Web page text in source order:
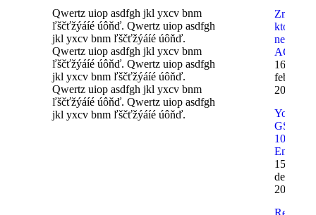
Qwertz uiop asdfgh jkl yxcv bnm
ľščťžýáíé úôňď. Qwertz uiop asdfgh
jkl yxcv bnm ľščťžýáíé úôňď.
Qwertz uiop asdfgh jkl yxcv bnm
ľščťžýáíé úôňď. Qwertz uiop asdfgh
jkl yxcv bnm ľščťžýáíé úôňď.
Qwertz uiop asdfgh jkl yxcv bnm
ľščťžýáíé úôňď. Qwertz uiop asdfgh
jkl yxcv bnm ľščťžýáíé úôňď.
Značky
ktoré
ACE
16.
februára
2012
GSX-R
1000 K9
15.
2011
Reflexné